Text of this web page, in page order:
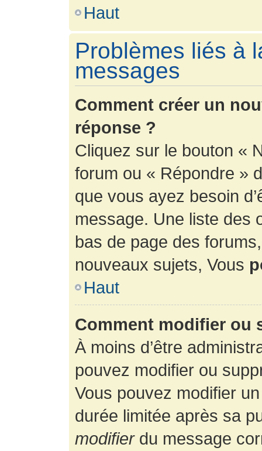
Haut
Problèmes liés à
messages
Comment créer un
réponse ?
Cliquez sur le bouton «
forum ou « Répondre »
que vous ayez besoin
message. Une liste des
bas de page des
nouveaux sujets, Vous
Haut
Comment modifier ou
À moins d’être
pouvez modifier ou
Vous pouvez modifier
durée limitée après sa
modifierdu message